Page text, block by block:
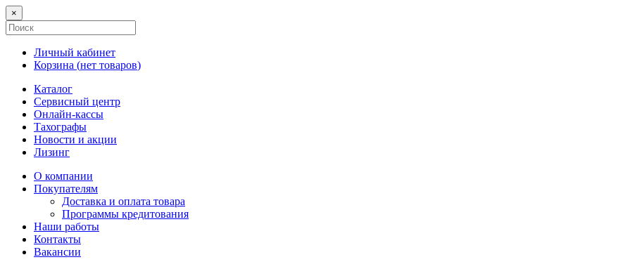
×
Личный кабинет
Корзина (нет товаров)
Каталог
Сервисный центр
Онлайн-кассы
Тахографы
Новости и акции
Лизинг
О компании
Покупателям
Доставка и оплата товара
Программы кредитования
Наши работы
Контакты
Вакансии